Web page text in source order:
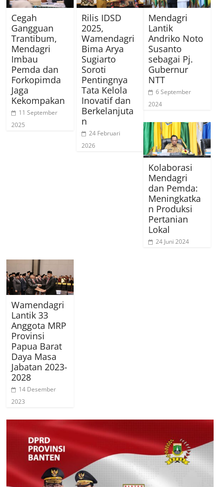
Cegah
Gangguan
Trantibum,
Mendagri
Imbau
Pemda dan
Forkopimda
Jaga
Kekompakan
11 September
2025
Rilis IDSD
2025,
Wamendagri
Bima Arya
Sugiarto
Soroti
Pentingnya
Tata Kelola
Inovatif dan
Berkelanjuta
n
24 Februari
2026
Mendagri
Lantik
Andriko Noto
Susanto
sebagai Pj.
Gubernur
NTT
6 September
2024
Kolaborasi
Mendagri
dan Pemda:
Meningkatka
n Produksi
Pertanian
Lokal
24 Juni 2024
Wamendagri
Lantik 33
Anggota MRP
Provinsi
Papua Barat
Daya Masa
Jabatan 2023-
2028
14 Desember
2023